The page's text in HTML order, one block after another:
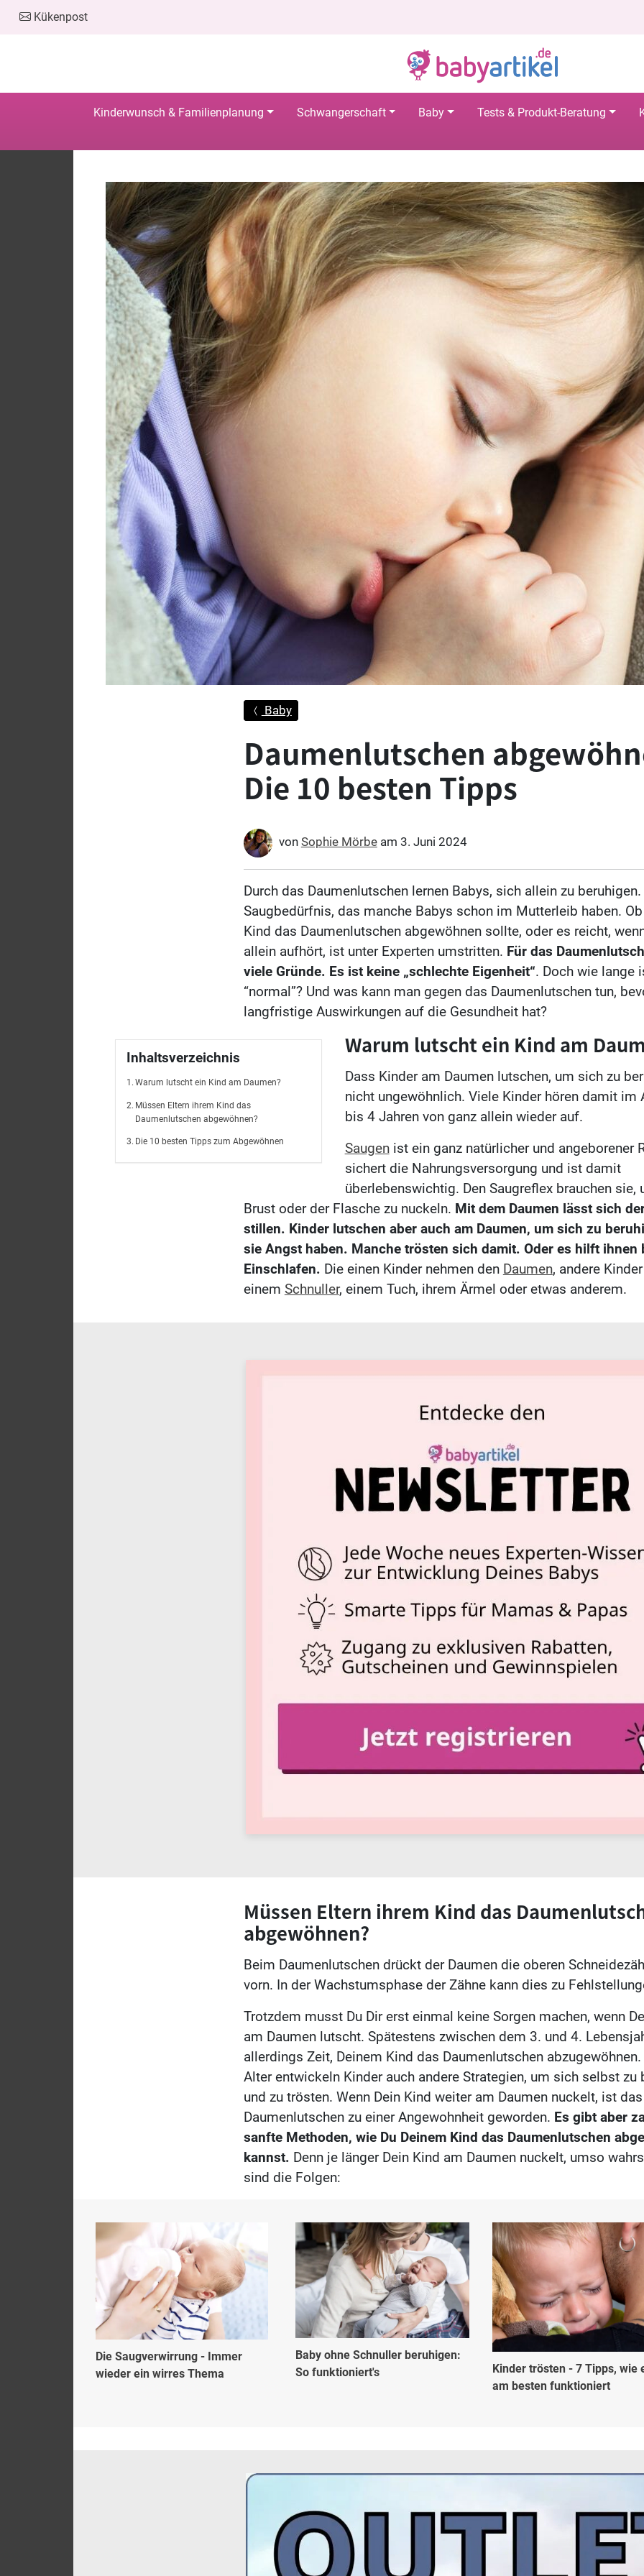
Kükenpost
Kinderwunsch & Familienplanung Schwangerschaft Baby Tests & Produkt-Beratung
Baby
Daumenlutschen
Die 10 besten Tipps
von Sophie Mörbeam 3. Juni 2024
Durch das Daumenlutschen lernen Babys, sich allein zu
Saugbedürfnis, das manche Babys schon im Mutterleib haben.
Kind das Daumenlutschen abgewöhnen sollte, oder es reicht,
allein aufhört, ist unter Experten umstritten. Für das
viele Gründe. Es ist keine „schlechte Eigenheit“. Doch wie lange
“normal”? Und was kann man gegen das Daumenlutschen tun,
langfristige Auswirkungen auf die Gesundheit hat?
Inhaltsverzeichnis
Warum lutscht ein Kind am Daumen?
Müssen Eltern ihrem Kind das
Daumenlutschen abgewöhnen?
Die 10 besten Tipps zum Abgewöhnen
Warum lutscht ein Kind am
Dass Kinder am Daumen lutschen, um sich zu
nicht ungewöhnlich. Viele Kinder hören damit im
bis 4 Jahren von ganz allein wieder auf.
Saugenist ein ganz natürlicher und angeborener
sichert die Nahrungsversorgung und ist damit
überlebenswichtig. Den Saugreflex brauchen sie,
Brust oder der Flasche zu nuckeln. Mit dem Daumen lässt sich
stillen. Kinder lutschen aber auch am Daumen, um sich zu
sie Angst haben. Manche trösten sich damit. Oder es hilft ihnen
Einschlafen. Die einen Kinder nehmen den Daumen, andere
einem Schnuller, einem Tuch, ihrem Ärmel oder etwas anderem.
Müssen Eltern ihrem Kind das
abgewöhnen?
Beim Daumenlutschen drückt der Daumen die oberen
vorn. In der Wachstumsphase der Zähne kann dies zu
Trotzdem musst Du Dir erst einmal keine Sorgen machen, wenn
am Daumen lutscht. Spätestens zwischen dem 3. und 4.
allerdings Zeit, Deinem Kind das Daumenlutschen
Alter entwickeln Kinder auch andere Strategien, um sich selbst zu
und zu trösten. Wenn Dein Kind weiter am Daumen nuckelt, ist das
Daumenlutschen zu einer Angewohnheit geworden. Es gibt aber
sanfte Methoden, wie Du Deinem Kind das Daumenlutschen
kannst. Denn je länger Dein Kind am Daumen nuckelt, umso
sind die Folgen:
Die Saugverwirrung - Immer
wieder ein wirres Thema
Baby ohne Schnuller beruhigen:
So funktioniert's
Kinder trösten - 7 Tipps, wie
am besten funktioniert